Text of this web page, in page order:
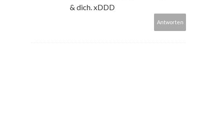
& dich. xDDD
Antworten